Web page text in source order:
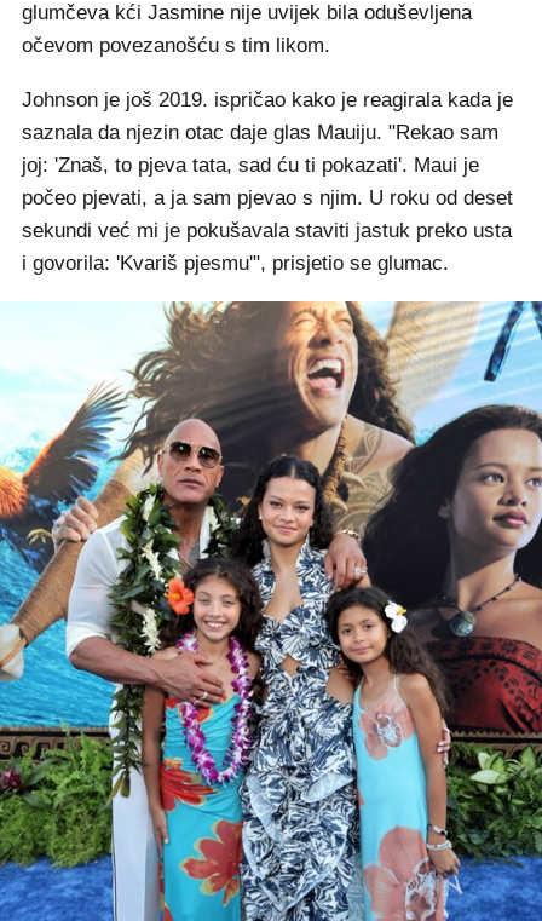
glumčeva kći Jasmine nije uvijek bila oduševljena
očevom povezanošću s tim likom.
Johnson je još 2019. ispričao kako je reagirala kada je
saznala da njezin otac daje glas Mauiju. "Rekao sam
joj: 'Znaš, to pjeva tata, sad ću ti pokazati'. Maui je
počeo pjevati, a ja sam pjevao s njim. U roku od deset
sekundi već mi je pokušavala staviti jastuk preko usta
i govorila: 'Kvariš pjesmu'", prisjetio se glumac.